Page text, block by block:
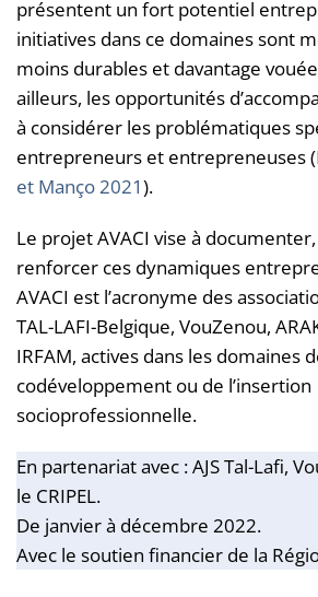
présentent un fort potentiel
initiatives dans ce domaines sont
moins durables et davantage
ailleurs, les opportunités
à considérer les problématiques
entrepreneurs et entrepreneuses (
et Manço 2021).
Le projet AVACI vise à
renforcer ces dynamiques
AVACI est l’acronyme des
TAL-LAFI-Belgique, VouZenou,
IRFAM, actives dans les domaines
codéveloppement ou de l’insertion
socioprofessionnelle.
En partenariat avec : AJS Tal-Lafi,
le CRIPEL.
De janvier à décembre 2022.
Avec le soutien financier de la